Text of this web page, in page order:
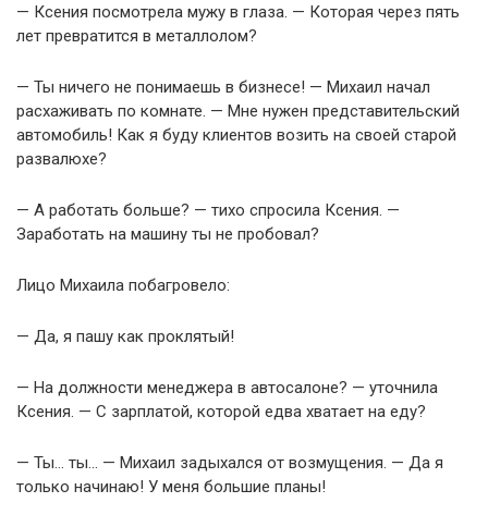
— Ксения посмотрела мужу в глаза. — Которая через пять
лет превратится в металлолом?
— Ты ничего не понимаешь в бизнесе! — Михаил начал
расхаживать по комнате. — Мне нужен представительский
автомобиль! Как я буду клиентов возить на своей старой
развалюхе?
— А работать больше? — тихо спросила Ксения. —
Заработать на машину ты не пробовал?
Лицо Михаила побагровело:
— Да, я пашу как проклятый!
— На должности менеджера в автосалоне? — уточнила
Ксения. — С зарплатой, которой едва хватает на еду?
— Ты… ты… — Михаил задыхался от возмущения. — Да я
только начинаю! У меня большие планы!